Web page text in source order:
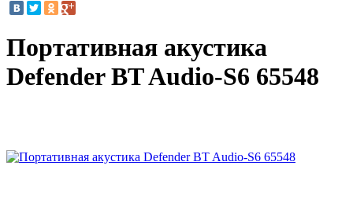
Портативная акустика
Defender BT Audio-S6 65548